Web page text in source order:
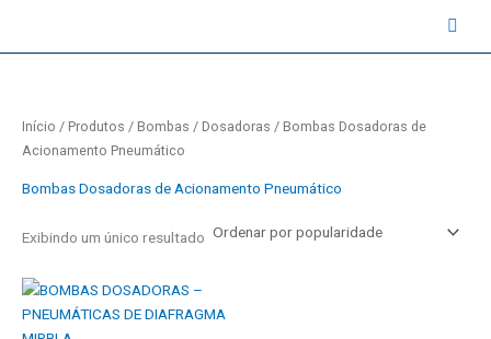
o
Início / Produtos / Bombas / Dosadoras / Bombas Dosadoras de
Acionamento Pneumático
Bombas Dosadoras de Acionamento Pneumático
Exibindo um único resultado